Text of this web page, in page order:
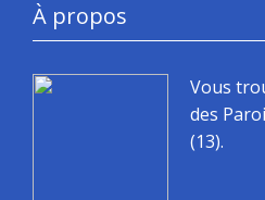
À propos
Vous
des
(13).